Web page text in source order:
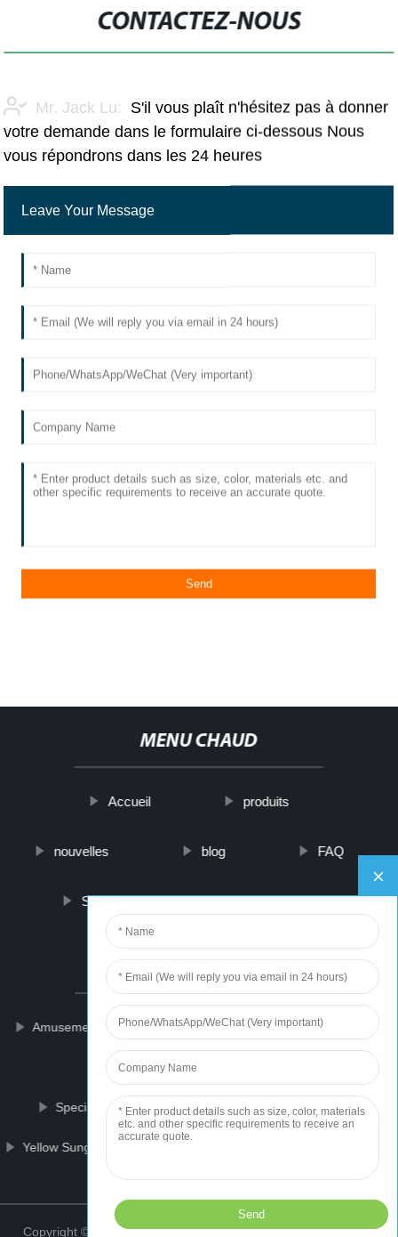
CONTACTEZ-NOUS
Mr. Jack Lu:
S'il vous plaît n'hésitez pas à donner
votre demande dans le formulaire ci-dessous Nous
vous répondrons dans les 24 heures
MENU CHAUD
Accueil produits
nouvelles blog FAQ
Sur nous contactez-nous
PARTNER COMPANY
Amusement Park Rides For Sale Metallic Tissue Paper
120*120 Copper Mould Tube
Special Balls For Mill Machine Pdu Rackmount
Yellow Sunglasses
Copyright © 2021 ZhongShan Weaving Sports Wears Co., Ltd.
Top